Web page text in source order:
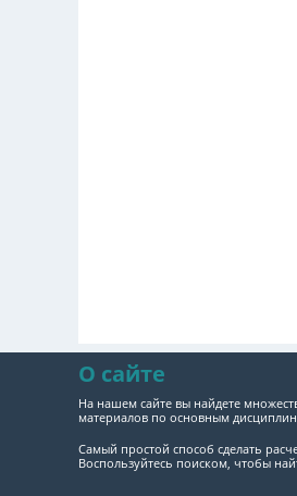
О сайте
На нашем сайте вы найдете
материалов по основным
Самый простой способ сделать
Воспользуйтесь поиском, чтобы